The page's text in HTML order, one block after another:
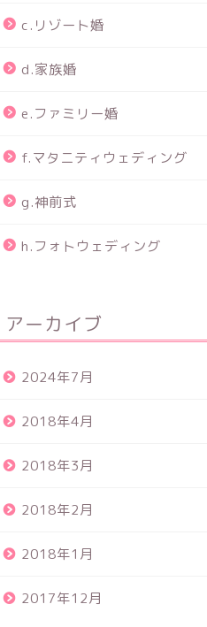
c.リゾート婚
d.家族婚
e.ファミリー婚
f.マタニティウェディング
g.神前式
h.フォトウェディング
アーカイブ
2024年7月
2018年4月
2018年3月
2018年2月
2018年1月
2017年12月